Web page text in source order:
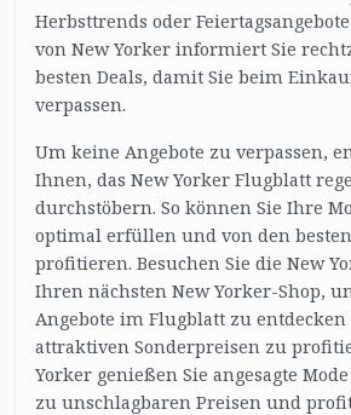
Herbsttrends oder
von New Yorker informiert Sie
besten Deals, damit Sie beim
verpassen.
Um keine Angebote zu verpassen,
Ihnen, das New Yorker Flugblatt
durchstöbern. So können Sie Ihre
optimal erfüllen und von den
profitieren. Besuchen Sie die New
Ihren nächsten New Yorker-Shop,
Angebote im Flugblatt zu
attraktiven Sonderpreisen zu
Yorker genießen Sie angesagte
zu unschlagbaren Preisen und